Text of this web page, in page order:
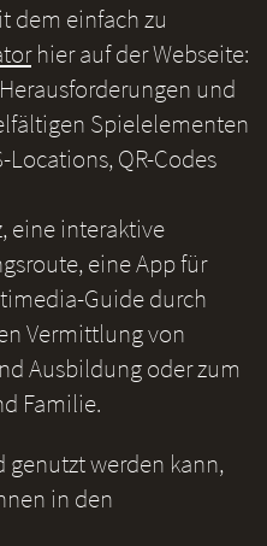
dem einfach zu
hier auf der Webseite:
und
Spielelementen
QR-Codes
eine interaktive
eine App für
Guide durch
Vermittlung von
Ausbildung oder zum
Familie.
werden kann,
in den